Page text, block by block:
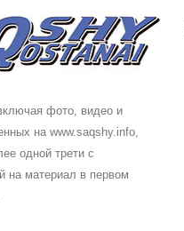
фото, видео и
на www.saqshy.info,
одной трети с
на материал в первом